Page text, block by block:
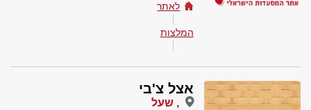
לאתר
המלצות
אצל צ'בי
, שעל